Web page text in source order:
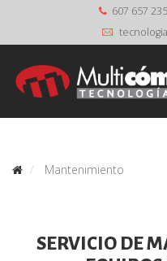
607 657
Mantenimiento
SERVICIO DE